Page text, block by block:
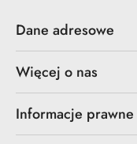
Dane adresowe
Więcej o nas
Informacje prawne